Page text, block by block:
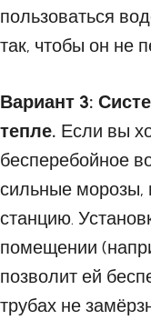
пользоваться
так, чтобы он не
Вариант 3:
тепле. Если вы
бесперебойное
сильные морозы,
станцию.
помещении
позволит ей
трубах не